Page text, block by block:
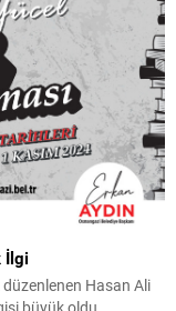
İlgi
Hasan Ali
büyük oldu.